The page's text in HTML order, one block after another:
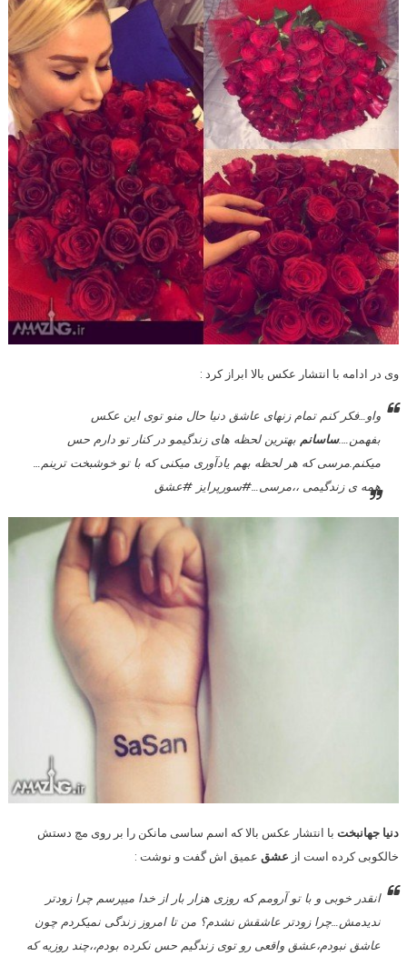
وی در ادامه با انتشار عکس بالا ابراز کرد :
واو…فکر کنم تمام زنهاى عاشق دنیا حال منو توى این عکس
بفهمن….ساسانمبهترین لحظه هاى زندگیمو در کنار تو دارم حس
میکنم.مرسى که هر لحظه بهم یادآورى میکنى که با تو خوشبخت ترینم…
همه ى زندگیمى ،،مرسى…#سورپرایز #عشق
دنیا جهانبختبا انتشار عکس بالا که اسم ساسی مانکن را بر روی مچ دستش
خالکوبی کرده است از عشقعمیق اش گفت و نوشت :
انقدر خوبى و با تو آرومم که روزى هزار بار از خدا میپرسم چرا زودتر
ندیدمش…چرا زودتر عاشقش نشدم؟ من تا امروز زندگى نمیکردم چون
عاشق نبودم،عشق واقعى رو توى زندگیم حس نکرده بودم،،چند روزیه که